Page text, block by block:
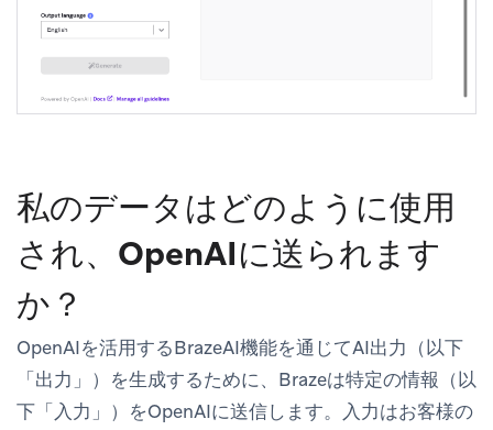
私のデータはどのように使用
され、OpenAIに送られます
か？
OpenAIを活用するBrazeAI機能を通じてAI出力（以下
「出力」）を生成するために、Brazeは特定の情報（以
下「入力」）をOpenAIに送信します。入力はお客様の